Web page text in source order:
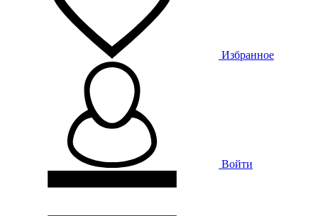
Избранное
Войти